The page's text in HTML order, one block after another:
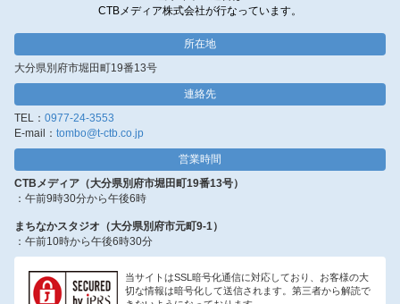
CTBメディア株式会社が行なっています。
所在地
大分県別府市堀田町19番13号
連絡先
TEL： 0977-24-3553
E-mail： tombo@t-ctb.co.jp
営業時間
CTBメディア（大分県別府市堀田町19番13号）
：午前9時30分から午後6時
まちなかスタジオ（大分県別府市元町9-1）
：午前10時から午後6時30分
当サイトはSSL暗号化通信に対応しており、お客様の大
切な情報は暗号化して送信されます。第三者から解読で